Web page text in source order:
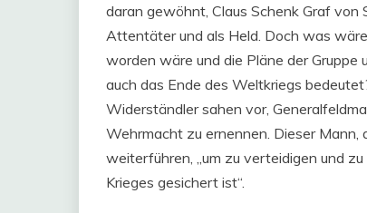
daran gewöhnt, Claus Schenk Graf
Attentäter und als Held. Doch was
worden wäre und die Pläne der
auch das Ende des Weltkriegs
Widerständler sahen vor,
Wehrmacht zu ernennen. Dieser
weiterführen, „um zu verteidigen und
Krieges gesichert ist“.